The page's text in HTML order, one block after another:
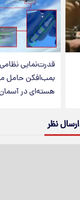
قدرت‌نمایی
بمب‌افکن حامل
هسته‌ای در
ارسال نظر